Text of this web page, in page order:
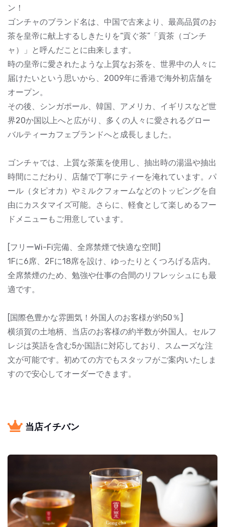
ン！
ゴンチャのブランド名は、中国で古来より、最高品質のお
茶を皇帝に献上するしきたりを“貢ぐ茶”「貢茶（ゴンチ
ャ）」と呼んだことに由来します。
時の皇帝に愛されたような上質なお茶を、世界中の人々に
届けたいという思いから、2009年に香港で海外初店舗を
オープン。
その後、シンガポール、韓国、アメリカ、イギリスなど世
界20か国以上へと広がり、多くの人々に愛されるグロー
バルティーカフェブランドへと成長しました。
ゴンチャでは、上質な茶葉を使用し、抽出時の湯温や抽出
時間にこだわり、店舗で丁寧にティーを淹れています。パ
ール（タピオカ）やミルクフォームなどのトッピングを自
由にカスタマイズ可能。さらに、軽食として楽しめるフー
ドメニューもご用意しています。
[フリーWi-Fi完備、全席禁煙で快適な空間]
1Fに6席、2Fに18席を設け、ゆったりとくつろげる店内。
全席禁煙のため、勉強や仕事の合間のリフレッシュにも最
適です。
[国際色豊かな雰囲気！外国人のお客様が約50％]
横須賀の土地柄、当店のお客様の約半数が外国人。セルフ
レジは英語を含む5か国語に対応しており、スムーズな注
文が可能です。初めての方でもスタッフがご案内いたしま
すので安心してオーダーできます。
当店イチバン